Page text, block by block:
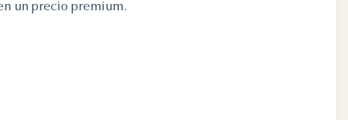
un precio premium.